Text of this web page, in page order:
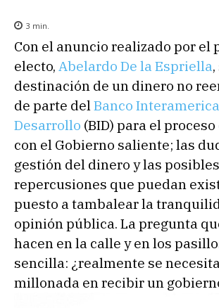
3 min.
Con el anuncio realizado por el
electo, Abelardo De la Espriella
destinación de un dinero no
de parte del Banco
Desarrollo (BID) para el
con el Gobierno saliente; las
gestión del dinero y las posibles
repercusiones que puedan
puesto a tambalear la
opinión pública. La pregunta
hacen en la calle y en los
sencilla: ¿realmente se
millonada en recibir un